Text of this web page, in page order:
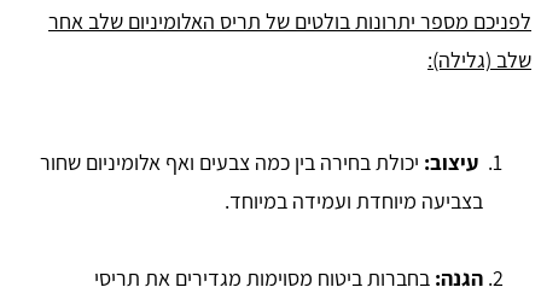
לפניכם מספר יתרונות בולטים של תריס האלומיניום שלב אחר
שלב (גלילה):
עיצוב: יכולת בחירה בין כמה צבעים ואף אלומיניום שחור
בצביעה מיוחדת ועמידה במיוחד.
הגנה: בחברות ביטוח מסוימות מגדירים את תריסי